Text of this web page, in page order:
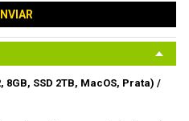
SSD 2TB, MacOS, Prata) /